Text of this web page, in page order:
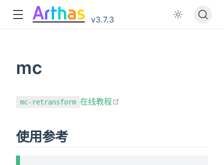
v3.7.3
mc
mc-retransform 在线教程
使用参考